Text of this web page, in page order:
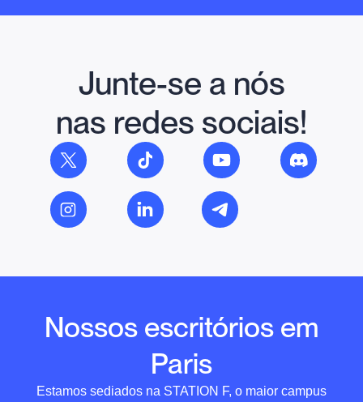
Junte-se a nós
nas redes sociais!
Nossos escritórios em
Paris
Estamos sediados na STATION F, o maior campus